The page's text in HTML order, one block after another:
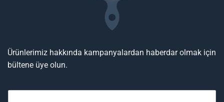
Ürünlerimiz hakkında kampanyalardan haberdar olmak için
bültene üye olun.